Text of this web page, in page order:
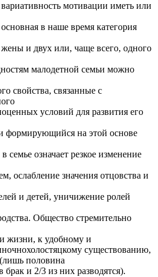
мотивации иметь или
в наше время категория
и двух или, чаще всего, одного
малодетной семьи можно
свойства, связанные с
условий для развития его
формирующийся на этой основе
семье означает резкое изменение
ослабление значения отцовства и
и детей, уничижение ролей
Общество стремительно
жизни, к удобному и
существованию,
половина
брак и 2/3 из них разводятся).